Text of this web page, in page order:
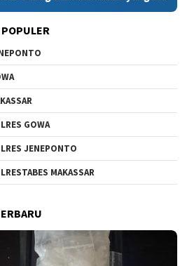
GOWA
JENEPONTO
MAKASSAR